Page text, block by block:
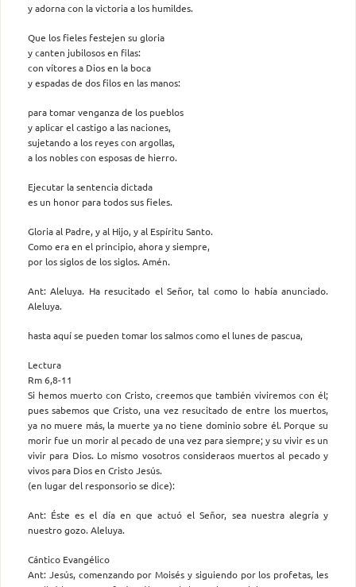
y adorna con la victoria a los humildes.
Que los fieles festejen su gloria
y canten jubilosos en filas:
con vítores a Dios en la boca
y espadas de dos filos en las manos:
para tomar venganza de los pueblos
y aplicar el castigo a las naciones,
sujetando a los reyes con argollas,
a los nobles con esposas de hierro.
Ejecutar la sentencia dictada
es un honor para todos sus fieles.
Gloria al Padre, y al Hijo, y al Espíritu Santo.
Como era en el principio, ahora y siempre,
por los siglos de los siglos. Amén.
Ant: Aleluya. Ha resucitado el Señor, tal como lo había anunciado.
Aleluya.
hasta aquí se pueden tomar los salmos como el lunes de pascua,
Lectura
Rm 6,8-11
Si hemos muerto con Cristo, creemos que también viviremos con él;
pues sabemos que Cristo, una vez resucitado de entre los muertos,
ya no muere más, la muerte ya no tiene dominio sobre él. Porque su
morir fue un morir al pecado de una vez para siempre; y su vivir es un
vivir para Dios. Lo mismo vosotros consideraos muertos al pecado y
vivos para Dios en Cristo Jesús.
(en lugar del responsorio se dice):
Ant: Éste es el día en que actuó el Señor, sea nuestra alegría y
nuestro gozo. Aleluya.
Cántico Evangélico
Ant: Jesús, comenzando por Moisés y siguiendo por los profetas, les